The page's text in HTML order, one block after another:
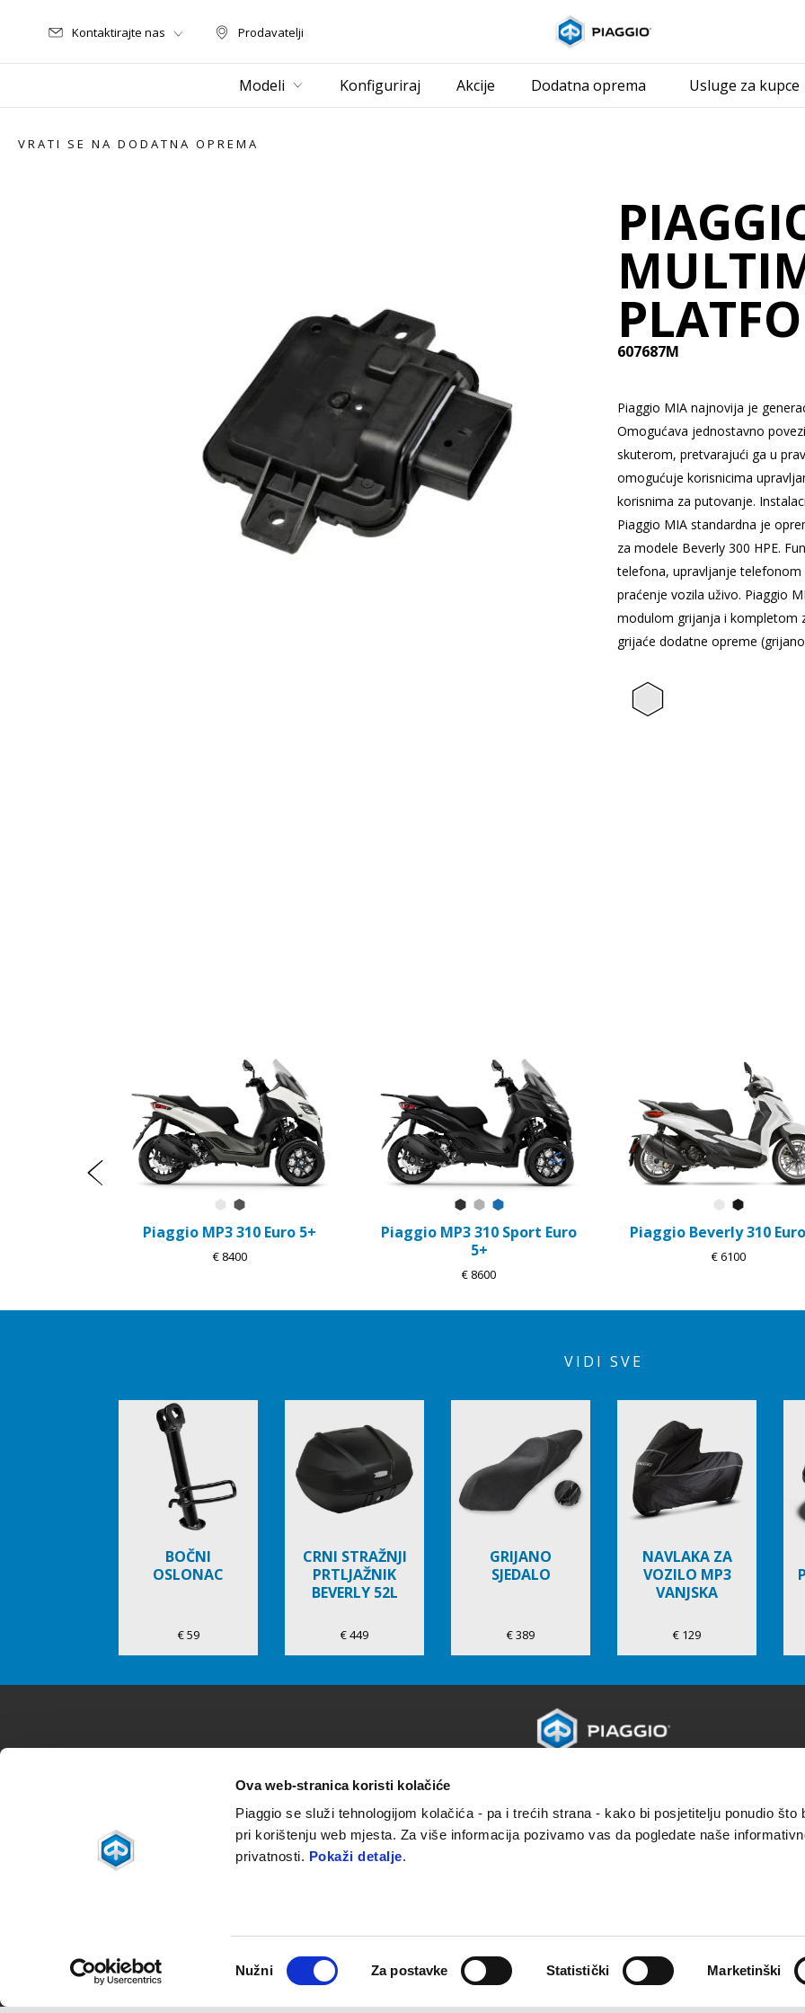
Ova web-stranica koristi kolačiće
Piaggio se služi tehnologijom kolačića - pa i trećih strana - kako bi posjetitelju ponudio što
pri korištenju web mjesta. Za više informacija pozivamo vas da pogledate naše
privatnosti. Pokaži detalje.
pristanka
Nužni Za postavke Statistički Marketinški
Prodavatelji
Prodavatelji
Kontaktirajte nas
Modeli Konfiguriraj Akcije Dodatna oprema Usluge za kupce
VRATI SE NA DODATNA OPREMA
607687M
Piaggio MIA najnovija je
Omogućava jednostavno
skuterom, pretvarajući ga u
omogućuje korisnicima
korisnima za putovanje.
Piaggio MIA standardna je
za modele Beverly 300 HPE.
telefona, upravljanje
praćenje vozila uživo. Piaggio
modulom grijanja i kompletom
grijaće dodatne opreme
Prethodni
Bianco Luna
Piaggio MP3 310 Euro 5+
€ 8400
Nero Meteora
Grigio Mercurio
Piaggio MP3 310 Sport Euro
5+
€ 8600
Bianco Luna
Piaggio Beverly 310
€ 6100
VIDI SVE
BOČNI
OSLONAC
€ 59
CRNI STRAŽNJI
PRTLJAŽNIK
BEVERLY 52L
€ 449
GRIJANO
SJEDALO
€ 389
NAVLAKA ZA
VOZILO MP3
VANJSKA
€ 129
Item
Beverly
Medley
Liberty
DODATNA OPREMA
MP3 Range
Beverly
Liberty
Novosti
Povijest
Održavanje i servisiranje
4 godine jamstva
Rezervirajte servis
Facebook
Instagram
TwitterYoutube